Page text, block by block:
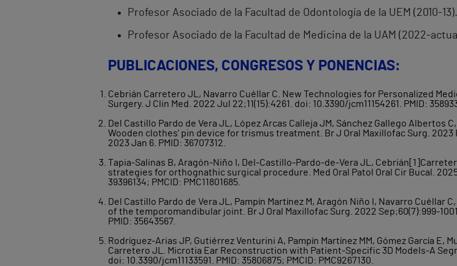
Profesor Asociado de la Facultad de Odontología de la UEM (2010-13).
Profesor Asociado de la Facultad de Medicina de la UAM (2022-
PUBLICACIONES, CONGRESOS Y PONENCIAS:
Cebrián Carretero JL, Navarro Cuéllar C. New Technologies for Personalized
Surgery. J Clin Med. 2022 Jul 22;11(15):4261. doi: 10.3390/jcm11154261. PMID:
Del Castillo Pardo de Vera JL, López Arcas Calleja JM, Sánchez Gallego Albertos
Wooden clothes' pin device for trismus treatment. Br J Oral Maxillofac Surg. 2023
2023 Jan 6. PMID: 36707312.
Tapia-Salinas B, Aragón-Niño I, Del-Castillo-Pardo-de-Vera JL,
strategies for orthognathic surgical procedure. Med Oral Patol Oral Cir Bucal.
39396134; PMCID: PMC11801685.
Del Castillo Pardo de Vera JL, Pampín Martínez M, Aragón Niño I, Navarro
of the temporomandibular joint. Br J Oral Maxillofac Surg. 2022 Sep;60(7):999-
PMID: 35643567.
Rodríguez-Arias JP, Gutiérrez Venturini A, Pampín Martínez MM, Gómez García E,
Carretero JL. Microtia Ear Reconstruction with Patient-Specific 3D Models-A
doi: 10.3390/jcm11133591. PMID: 35806875; PMCID: PMC9267130.